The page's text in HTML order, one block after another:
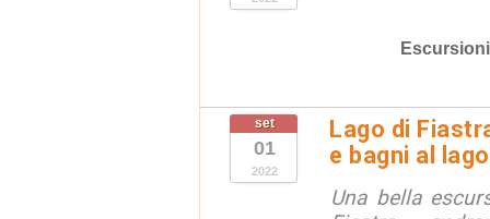
Escursioni
set
01
2022
Lago di
e bagni al lago
Una bella